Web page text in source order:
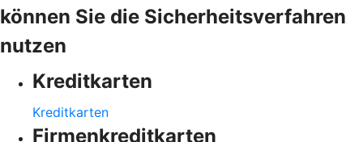
können Sie die Sicherheitsverfahren
nutzen
Kreditkarten
Kreditkarten
Firmenkreditkarten